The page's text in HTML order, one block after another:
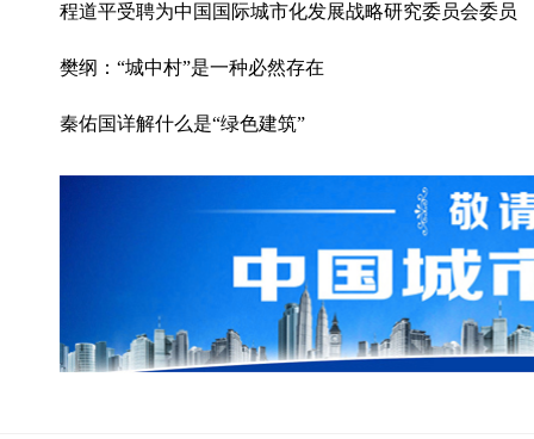
程道平受聘为中国国际城市化发展战略研究委员会委员
樊纲：“城中村”是一种必然存在
秦佑国详解什么是“绿色建筑”